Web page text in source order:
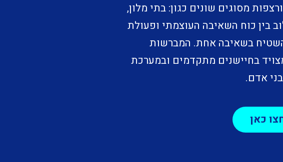
מסוגים שונים כגון: בתי מלון,
בין כוח השאיבה העוצמתי ופעולת
בשאיבה אחת. המברשות
בחיישנים מתקדמים ובמערכת
אדם.
כאן